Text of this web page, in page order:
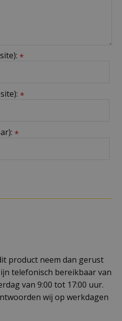
*
*
*
product neem dan gerust
telefonisch bereikbaar van
van 9:00 tot 17:00 uur.
wij op werkdagen